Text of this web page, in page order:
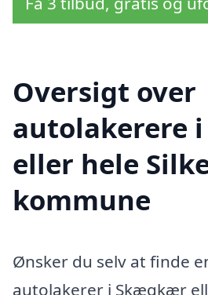
Oversigt over
autolakerere
eller hele
kommune
Ønsker du selv at finde
autolakerer i Skægkær